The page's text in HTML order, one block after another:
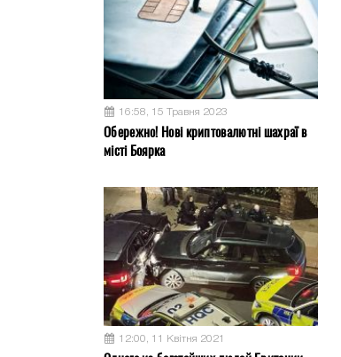
16:58, 15 Травня 2023
Обережно! Нові криптовалютні шахраї в
місті Боярка
12:00, 11 Квітня 2021